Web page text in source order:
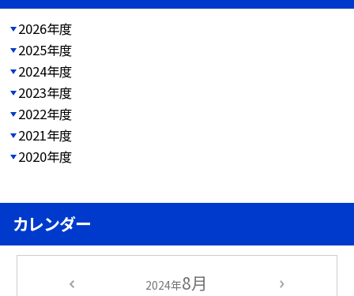
2026年度
2025年度
2024年度
2023年度
2022年度
2021年度
2020年度
カレンダー
2024年8月